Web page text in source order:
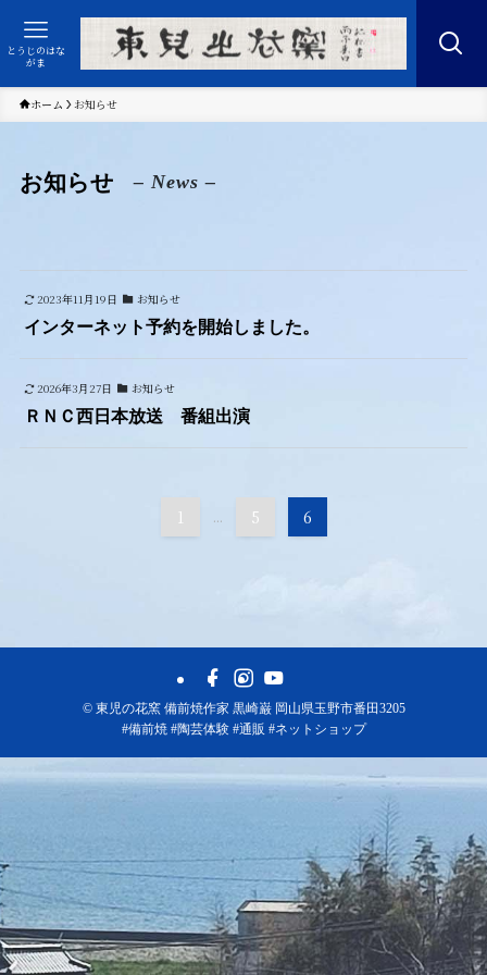
とうじのはな
がま
ホーム お知らせ
お知らせ – News –
2023年11月19日 お知らせ
インターネット予約を開始しました。
2026年3月27日 お知らせ
ＲＮＣ西日本放送 番組出演
1 ... 5 6
©東児の花窯 備前焼作家 黒崎巌 岡山県玉野市番田3205
#備前焼 #陶芸体験 #通販 #ネットショップ